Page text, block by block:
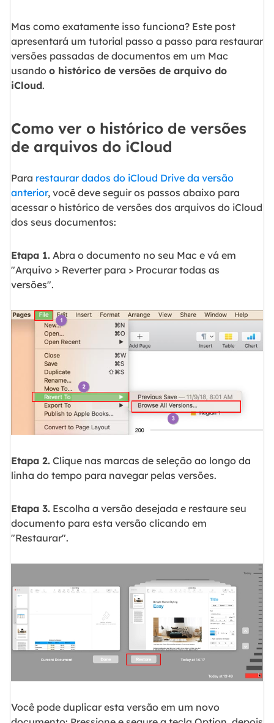
Mas como exatamente isso funciona? Este post
apresentará um tutorial passo a passo para restaurar
versões passadas de documentos em um Mac
usando o histórico de versões de arquivo do
iCloud.
Como ver o histórico de versões
de arquivos do iCloud
Para restaurar dados do iCloud Drive da versão
anterior, você deve seguir os passos abaixo para
acessar o histórico de versões dos arquivos do iCloud
dos seus documentos:
Etapa 1.Abra o documento no seu Mac e vá em
"Arquivo > Reverter para > Procurar todas as
versões".
Etapa 2.Clique nas marcas de seleção ao longo da
linha do tempo para navegar pelas versões.
Etapa 3.Escolha a versão desejada e restaure seu
documento para esta versão clicando em
"Restaurar".
Você pode duplicar esta versão em um novo